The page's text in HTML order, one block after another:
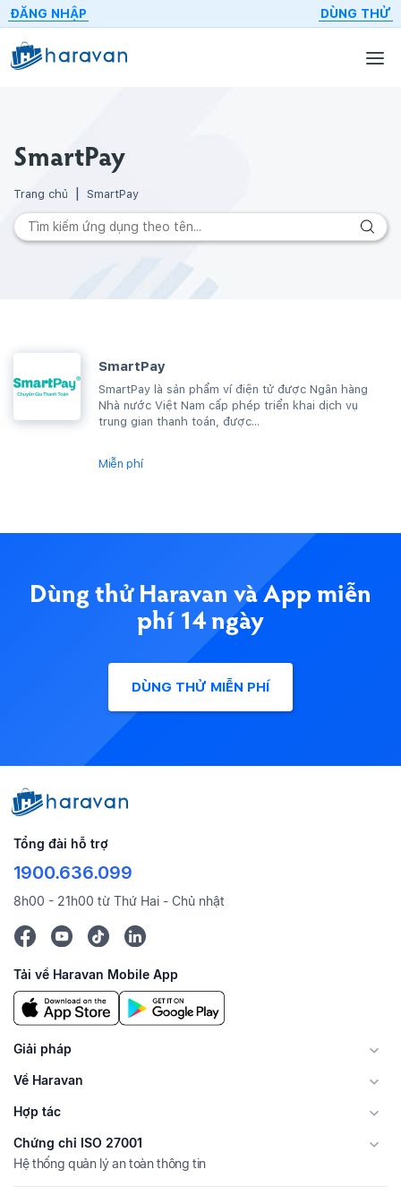
ĐĂNG NHẬP DÙNG THỬ
SmartPay
Trang chủ SmartPay
SmartPay
SmartPay là sản phẩm ví điện tử được Ngân hàng
Nhà nước Việt Nam cấp phép triển khai dịch vụ
trung gian thanh toán, được...
Miễn phí
Dùng thử Haravan và App miễn
phí 14 ngày
DÙNG THỬ MIỄN PHÍ
Tổng đài hỗ trợ
1900.636.099
8h00 - 21h00 từ Thứ Hai - Chủ nhật
Tải về Haravan Mobile App
Giải pháp
Về Haravan
Hợp tác
Chứng chỉ ISO 27001
Hệ thống quản lý an toàn thông tin